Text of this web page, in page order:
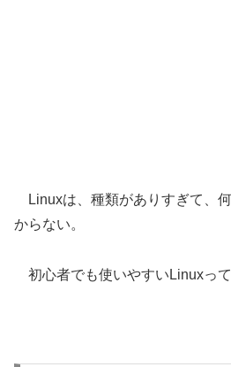
Linuxは、種類がありすぎて、
からない。
初心者でも使いやすいLinuxっ